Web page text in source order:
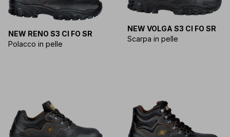
NEW RENO S3 CI FO SR
Polacco in pelle
NEW VOLGA S3 CI FO SR
Scarpa in pelle